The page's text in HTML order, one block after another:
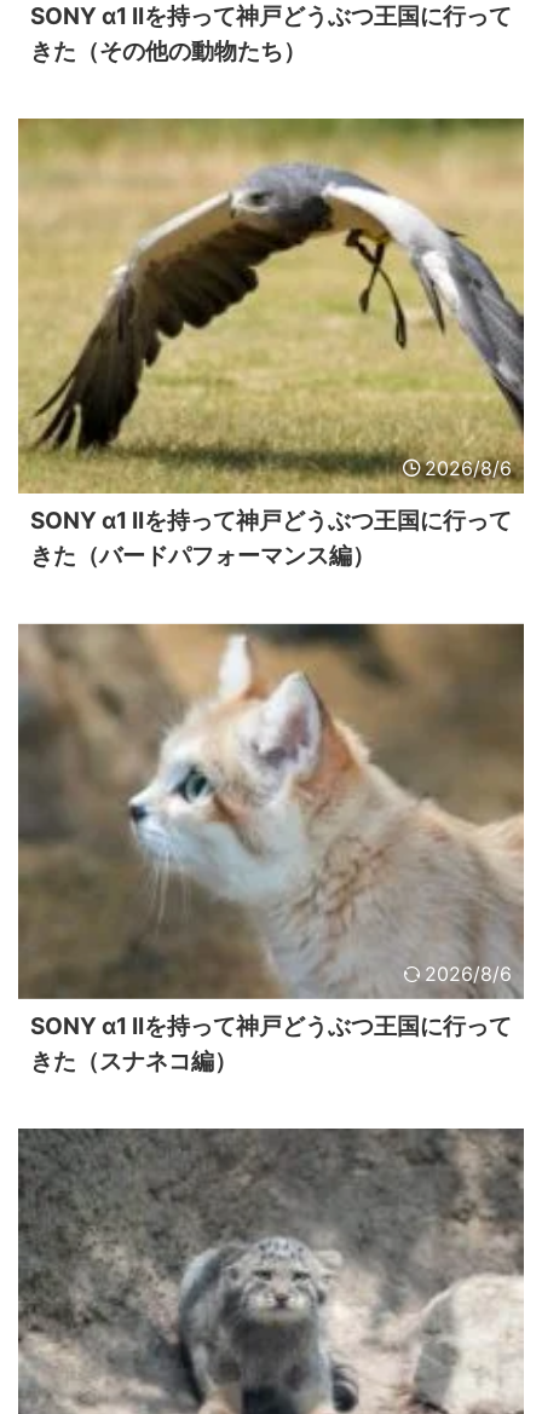
SONY α1 IIを持って神戸どうぶつ王国に行って
きた（その他の動物たち）
2026/8/6
SONY α1 IIを持って神戸どうぶつ王国に行って
きた（バードパフォーマンス編）
2026/8/6
SONY α1 IIを持って神戸どうぶつ王国に行って
きた（スナネコ編）